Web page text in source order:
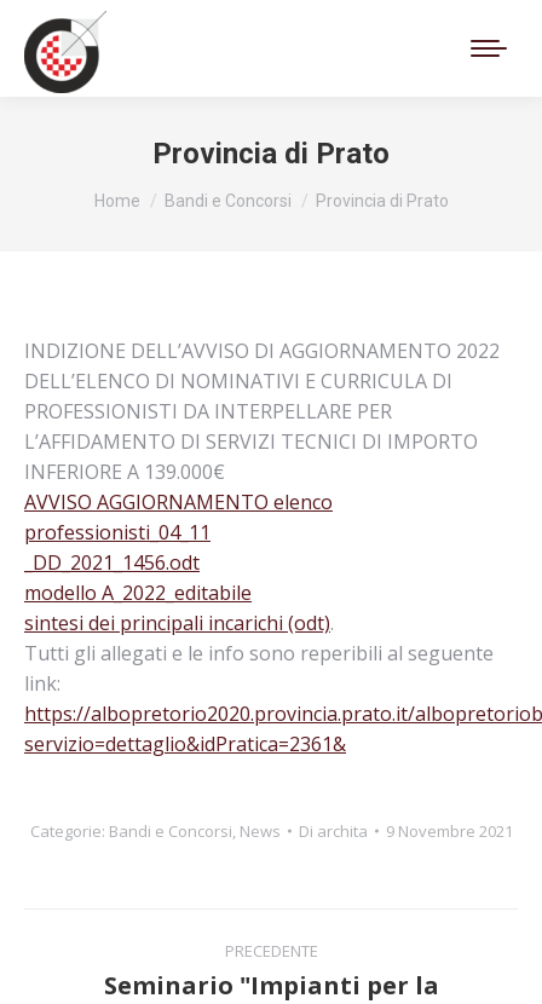
Provincia di Prato
Tu sei qui:
Home Bandi e Concorsi Provincia di Prato
INDIZIONE DELL’AVVISO DI AGGIORNAMENTO 2022
DELL’ELENCO DI NOMINATIVI E CURRICULA DI
PROFESSIONISTI DA INTERPELLARE PER
L’AFFIDAMENTO DI SERVIZI TECNICI DI IMPORTO
INFERIORE A 139.000€
AVVISO AGGIORNAMENTO elenco
professionisti_04_11
_DD_2021_1456.odt
modello A_2022_editabile
sintesi dei principali incarichi (odt).
Tutti gli allegati e le info sono reperibili al seguente
link:
https://albopretorio2020.provincia.prato.it/
servizio=dettaglio&idPratica=2361&
Categorie: Bandi e Concorsi, News Di archita 9 Novembre 2021
PRECEDENTE
Seminario "Impianti per la